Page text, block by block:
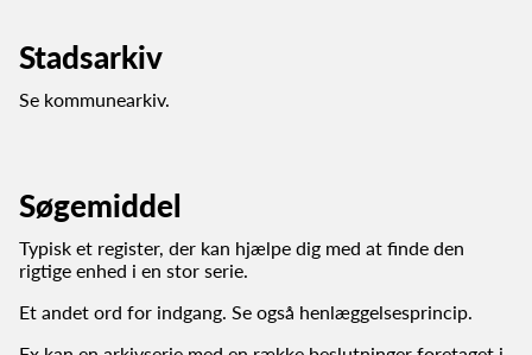
Stadsarkiv
Se kommunearkiv.
Søgemiddel
Typisk et register, der kan hjælpe dig med at finde den
rigtige enhed i en stor serie.
Et andet ord for indgang. Se også henlæggelsesprincip.